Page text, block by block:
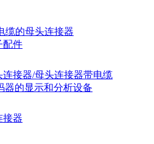
缆的母头连接器
配件
接器/母头连接器带电缆
器的显示和分析设备
接器